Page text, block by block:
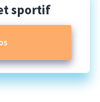
sportif